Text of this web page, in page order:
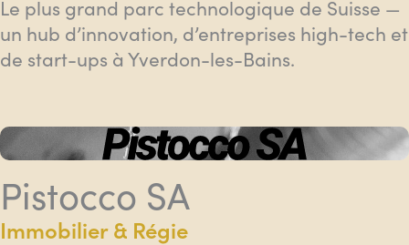
Le plus grand parc technologique de Suisse —
un hub d’innovation, d’entreprises high-tech et
de start-ups à Yverdon-les-Bains.
Pistocco SA
Immobilier & Régie